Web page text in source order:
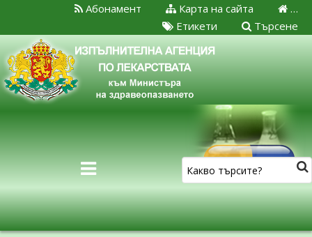
…
Карта на сайта
Абонамент
Търсене
Етикети